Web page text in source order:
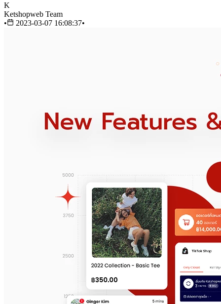
K
Ketshopweb Team
•
2023-03-07 16:08:37•